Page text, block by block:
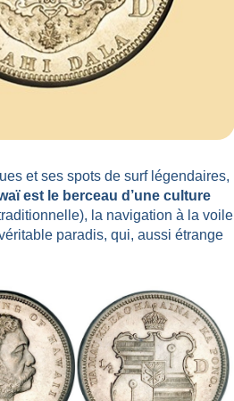
et ses spots de surf légendaires,
est le berceau d’une culture
la navigation à la voile
paradis, qui, aussi étrange